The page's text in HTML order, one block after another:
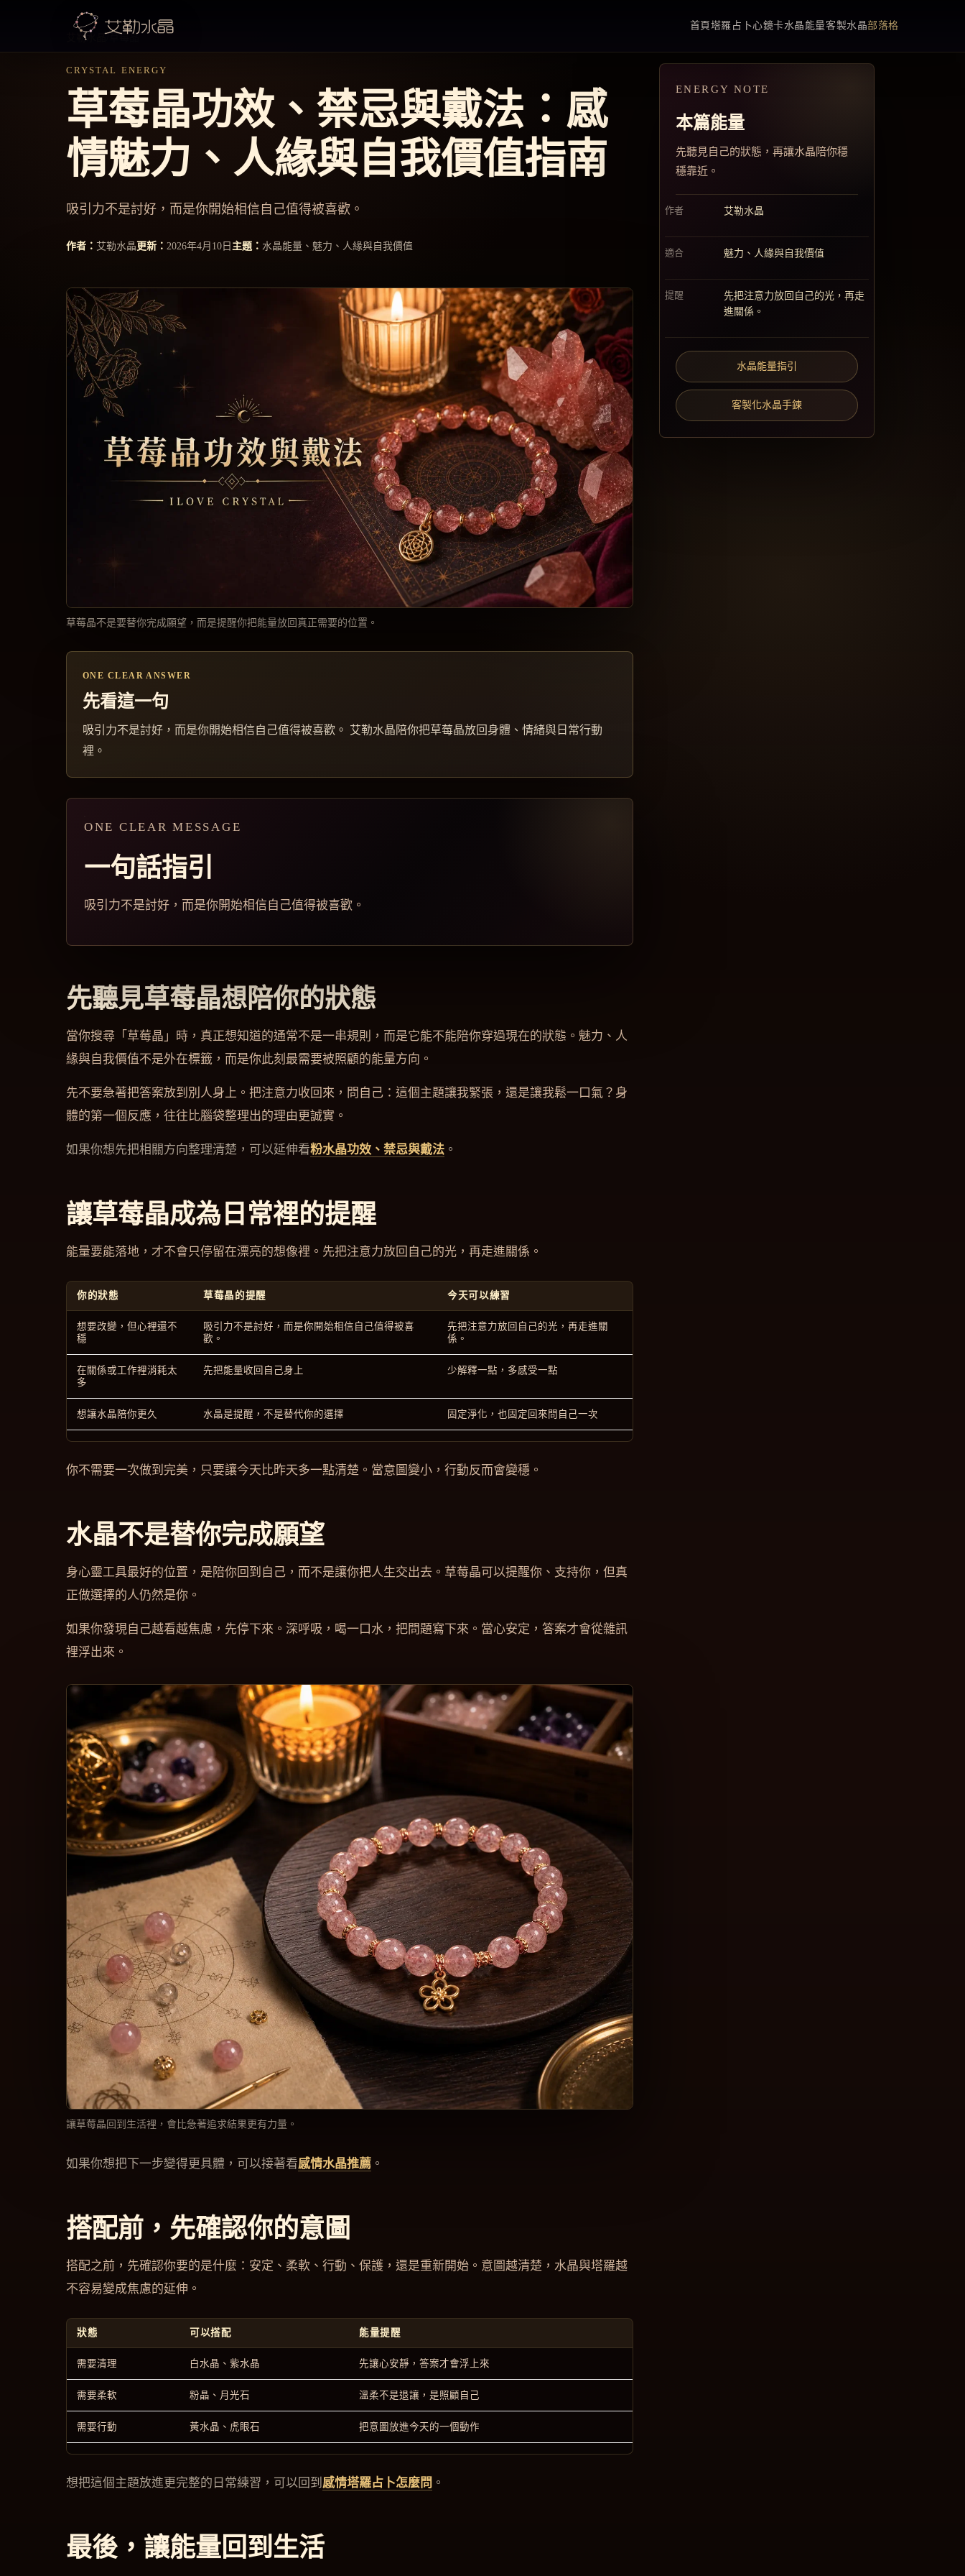
首頁 塔羅占卜心鏡卡水晶能量客製水晶部落格
艾勒水晶
草莓晶
CRYSTAL ENERGY
草莓晶功效、禁忌與戴法：感
情魅力、人緣與自我價值指南
吸引力不是討好，而是你開始相信自己值得被喜歡。
作者： 艾勒水晶 更新： 2026年4月10日 主題： 水晶能量、魅力、人緣與自我價值
草莓晶不是要替你完成願望，而是提醒你把能量放回真正需要的位置。
ONE CLEAR ANSWER
先看這一句
吸引力不是討好，而是你開始相信自己值得被喜歡。 艾勒水晶陪你把草莓晶放回身體、情緒與日常行動
裡。
ONE CLEAR MESSAGE
一句話指引
吸引力不是討好，而是你開始相信自己值得被喜歡。
先聽見草莓晶想陪你的狀態
當你搜尋「草莓晶」時，真正想知道的通常不是一串規則，而是它能不能陪你穿過現在的狀態。魅力、人
緣與自我價值不是外在標籤，而是你此刻最需要被照顧的能量方向。
先不要急著把答案放到別人身上。把注意力收回來，問自己：這個主題讓我緊張，還是讓我鬆一口氣？身
體的第一個反應，往往比腦袋整理出的理由更誠實。
如果你想先把相關方向整理清楚，可以延伸看粉水晶功效、禁忌與戴法 。
讓草莓晶成為日常裡的提醒
能量要能落地，才不會只停留在漂亮的想像裡。先把注意力放回自己的光，再走進關係。
你的狀態 草莓晶的提醒 今天可以練習
想要改變，但心裡還不
穩
吸引力不是討好，而是你開始相信自己值得被喜
歡。
先把注意力放回自己的光，再走進關
係。
在關係或工作裡消耗太
多
先把能量收回自己身上 少解釋一點，多感受一點
想讓水晶陪你更久 水晶是提醒，不是替代你的選擇 固定淨化，也固定回來問自己一次
你不需要一次做到完美，只要讓今天比昨天多一點清楚。當意圖變小，行動反而會變穩。
水晶不是替你完成願望
身心靈工具最好的位置，是陪你回到自己，而不是讓你把人生交出去。草莓晶可以提醒你、支持你，但真
正做選擇的人仍然是你。
如果你發現自己越看越焦慮，先停下來。深呼吸，喝一口水，把問題寫下來。當心安定，答案才會從雜訊
裡浮出來。
讓草莓晶回到生活裡，會比急著追求結果更有力量。
如果你想把下一步變得更具體，可以接著看感情水晶推薦 。
搭配前，先確認你的意圖
搭配之前，先確認你要的是什麼：安定、柔軟、行動、保護，還是重新開始。意圖越清楚，水晶與塔羅越
不容易變成焦慮的延伸。
狀態 可以搭配 能量提醒
需要清理 白水晶、紫水晶 先讓心安靜，答案才會浮上來
需要柔軟 粉晶、月光石 溫柔不是退讓，是照顧自己
需要行動 黃水晶、虎眼石 把意圖放進今天的一個動作
想把這個主題放進更完整的日常練習，可以回到 感情塔羅占卜怎麼問 。
最後，讓能量回到生活
ENERGY NOTE
本篇能量
先聽見自己的狀態，再讓水晶陪你穩
穩靠近。
作者 艾勒水晶
適合 魅力、人緣與自我價值
提醒
先把注意力放回自己的光，再走
進關係。
水晶能量指引
客製化水晶手鍊